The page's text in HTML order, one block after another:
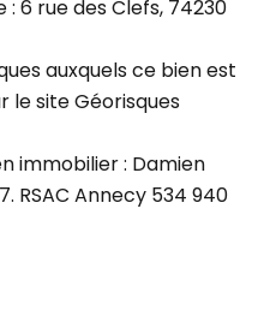
6 rue des Clefs, 74230
auxquels ce bien est
le site Géorisques
immobilier : Damien
RSAC Annecy 534 940